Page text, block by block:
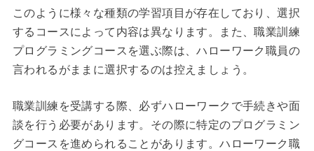
このように様々な種類の学習項目が存在しており、選択
するコースによって内容は異なります。また、職業訓練
プログラミングコースを選ぶ際は、ハローワーク職員の
言われるがままに選択するのは控えましょう。
職業訓練を受講する際、必ずハローワークで手続きや面
談を行う必要があります。その際に特定のプログラミン
グコースを進められることがあります。ハローワーク職